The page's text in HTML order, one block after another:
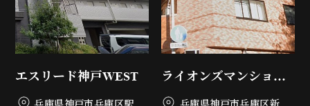
エスリード神戸WEST
兵庫県神戸市兵庫区駅南
ライオンズマンション
神戸第3
兵庫県神戸市兵庫区新開